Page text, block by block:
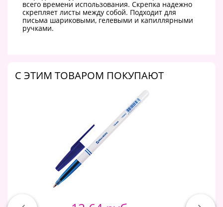
всего времени использования. Скрепка надежно
скрепляет листы между собой. Подходит для
письма шариковыми, гелевыми и капиллярными
ручками.
C ЭТИМ ТОВАРОМ ПОКУПАЮТ